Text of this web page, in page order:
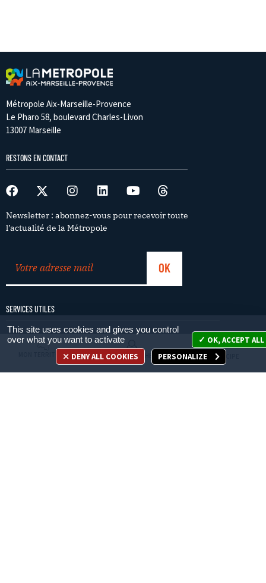
Métropole Aix-Marseille-Provence
Le Pharo 58, boulevard Charles-Livon
13007 Marseille
RESTONS EN CONTACT
Newsletter : abonnez-vous pour recevoir toute
l’actualité de la Métropole
SERVICES UTILES
Mon territoire
Mes démarches
MON TERRITOIRE MES DÉMARCHES JE PARTICIPE
This site uses cookies and gives you control
over what you want to activate
OK, ACCEPT ALL
DENY ALL COOKIES
PERSONALIZE